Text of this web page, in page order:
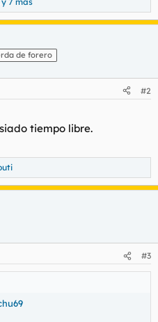
de forero
#2
tiempo libre.
#3